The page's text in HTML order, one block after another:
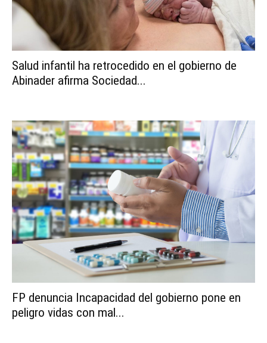
Salud infantil ha retrocedido en el gobierno de
Abinader afirma Sociedad...
FP denuncia Incapacidad del gobierno pone en
peligro vidas con mal...